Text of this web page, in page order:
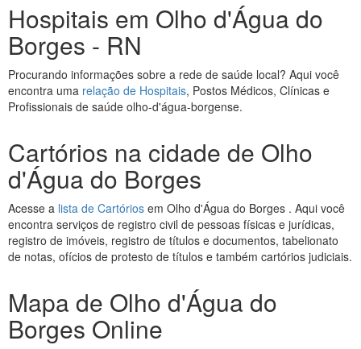
Hospitais em Olho d'Água do
Borges - RN
Procurando informações sobre a rede de saúde local? Aqui você
encontra uma relação de Hospitais, Postos Médicos, Clínicas e
Profissionais de saúde olho-d'água-borgense.
Cartórios na cidade de Olho
d'Água do Borges
Acesse a lista de Cartórios em Olho d'Água do Borges . Aqui você
encontra serviços de registro civil de pessoas físicas e jurídicas,
registro de imóveis, registro de títulos e documentos, tabelionato
de notas, ofícios de protesto de títulos e também cartórios judiciais.
Mapa de Olho d'Água do
Borges Online